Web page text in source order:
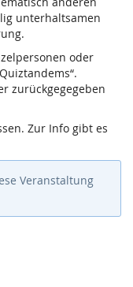
unterhaltsamen
oder
zurückgegegeben
Zur Info gibt es
Veranstaltung